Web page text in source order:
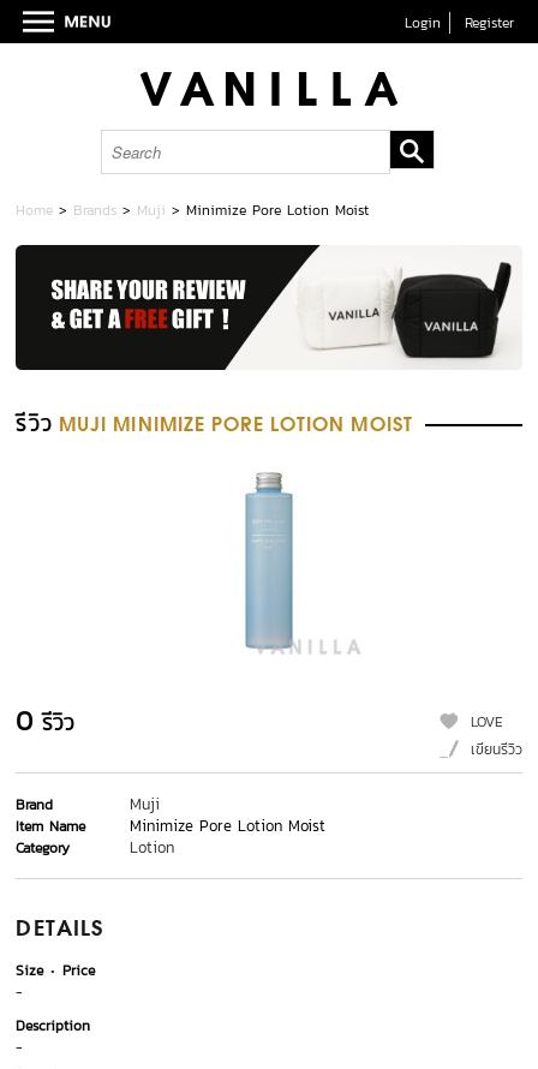
Login Register
Home > Brands > Muji >Minimize Pore Lotion Moist
รีวิว MUJI MINIMIZE PORE LOTION MOIST
0 รีวิว
LOVE
เขียนรีวิว
Brand Muji
Item Name Minimize Pore Lotion Moist
Category Lotion
DETAILS
Size
Price
-
Description
-